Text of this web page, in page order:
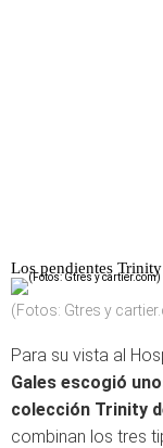
Los pendientes
(Fotos: Gtres y
Para su vista al
Gales escogió
colección Trinity
combinan los tres